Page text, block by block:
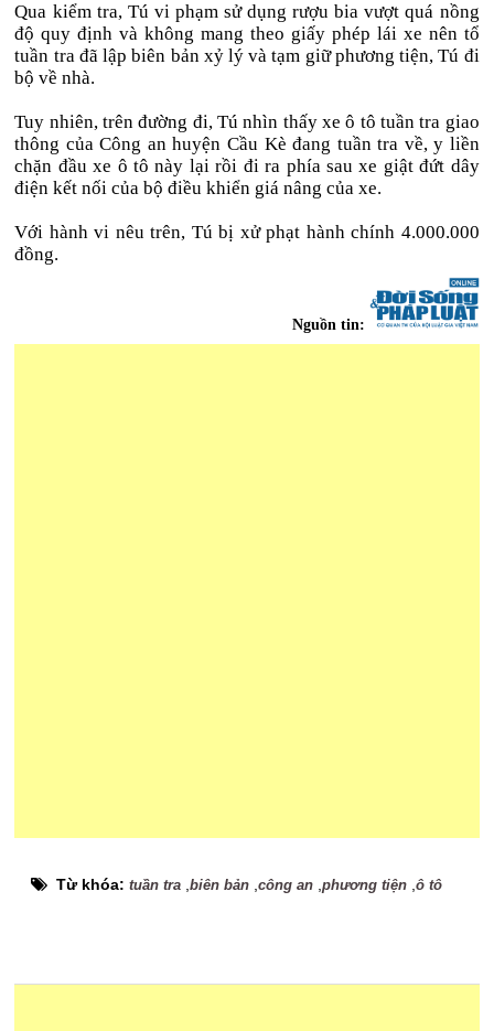
Qua kiểm tra, Tú vi phạm sử dụng rượu bia vượt quá nồng
độ quy định và không mang theo giấy phép lái xe nên tổ
tuần tra đã lập biên bản xỷ lý và tạm giữ phương tiện, Tú đi
bộ về nhà.
Tuy nhiên, trên đường đi, Tú nhìn thấy xe ô tô tuần tra giao
thông của Công an huyện Cầu Kè đang tuần tra về, y liền
chặn đầu xe ô tô này lại rồi đi ra phía sau xe giật đứt dây
điện kết nối của bộ điều khiển giá nâng của xe.
Với hành vi nêu trên, Tú bị xử phạt hành chính 4.000.000
đồng.
Nguồn tin:
Từ khóa:tuần tra ,biên bản ,công an ,phương tiện ,ô tô